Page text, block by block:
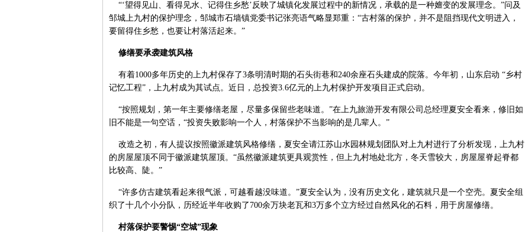
“‘望得见山、看得见水、记得住乡愁’反映了城镇化发展过程中的新情况，承载的是一种嬗变的发展理念。”问及
邹城上九村的保护理念，邹城市石墙镇党委书记张亮语气略显郑重：“古村落的保护，并不是阻挡现代文明进入，
要留得住乡愁，也要让村落活起来。”
修缮要承袭建筑风格
有着1000多年历史的上九村保存了3条明清时期的石头街巷和240余座石头建成的院落。今年初，山东启动 “乡村
记忆工程”，上九村成为其试点。近日，总投资3.6亿元的上九村保护开发项目正式启动。
“按照规划，第一年主要修缮老屋，尽量多保留些老味道。”在上九旅游开发有限公司总经理夏安全看来，修旧如
旧不能是一句空话，“投资失败影响一个人，村落保护不当影响的是几辈人。”
改造之初，有人提议按照徽派建筑风格修缮，夏安全请江苏山水园林规划团队对上九村进行了分析发现，上九村
的房屋屋顶不同于徽派建筑屋顶。“虽然徽派建筑更具观赏性，但上九村地处北方，冬天雪较大，房屋屋脊起脊都
比较高、陡。”
“许多仿古建筑看起来很气派，可越看越没味道。”夏安全认为，没有历史文化，建筑就只是一个空壳。夏安全组
织了十几个小分队，历经近半年收购了700余万块老瓦和3万多个立方经过自然风化的石料，用于房屋修缮。
村落保护要警惕“空城”现象